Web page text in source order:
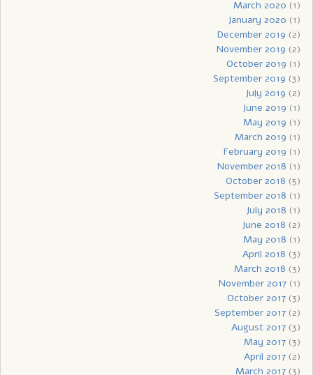
March 2020 (1)
January 2020 (1)
December 2019 (2)
November 2019 (2)
October 2019 (1)
September 2019 (3)
July 2019 (2)
June 2019 (1)
May 2019 (1)
March 2019 (1)
February 2019 (1)
November 2018 (1)
October 2018 (5)
September 2018 (1)
July 2018 (1)
June 2018 (2)
May 2018 (1)
April 2018 (3)
March 2018 (3)
November 2017(1)
October 2017(3)
September 2017(2)
August 2017(3)
May 2017(3)
April 2017(2)
March 2017(3)